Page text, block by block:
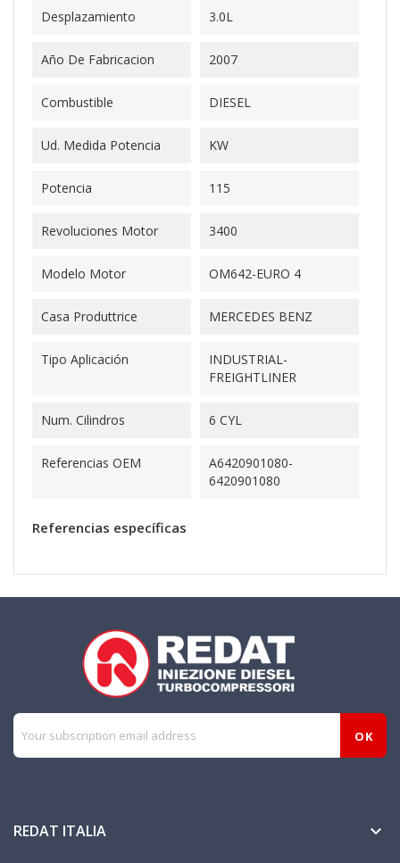
Desplazamiento 3.0L
Año De Fabricacion 2007
Combustible DIESEL
Ud. Medida Potencia KW
Potencia 115
Revoluciones Motor 3400
Modelo Motor OM642-EURO 4
Casa Produttrice MERCEDES BENZ
Tipo Aplicación
INDUSTRIAL-
FREIGHTLINER
Num. Cilindros 6 CYL
Referencias OEM
A6420901080-
6420901080
Referencias específicas
REDAT ITALIA 